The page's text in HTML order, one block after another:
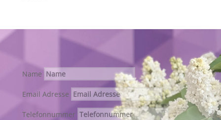
Name
Email Adresse
Telefonnummer